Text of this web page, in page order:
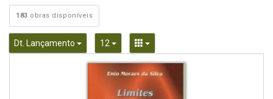
183 obras disponíveis
Dt. Lançamento Toggle Dropdown
12 Toggle DropdownToggle Dropdown